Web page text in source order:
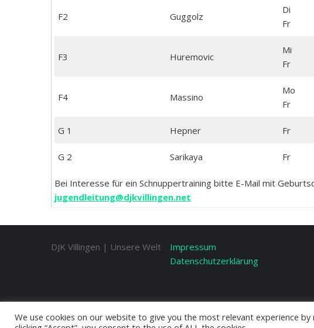
F2 Guggolz
Di
Fr
F3 Huremovic
Mi
Fr
F4 Massino
Mo
Fr
G 1 Hepner Fr
G 2 Sarikaya Fr
Bei Interesse für ein Schnuppertraining bitte E-Mail mit
jugendleitung@djkvillingen.net
DJK Villingen | Unsere Welt
Impressum
Datenschutzerklärung
We use cookies on our website to give you the most relevant experience